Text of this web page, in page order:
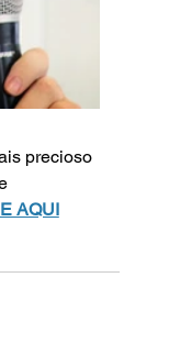
AQUI